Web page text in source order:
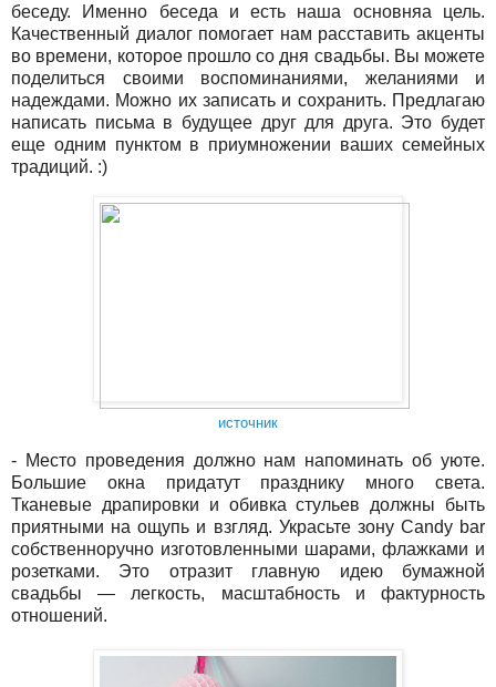
беседу. Именно беседа и есть наша основняа цель.
Качественный диалог помогает нам расставить акценты
во времени, которое прошло со дня свадьбы. Вы можете
поделиться своими воспоминаниями, желаниями и
надеждами. Можно их записать и сохранить. Предлагаю
написать письма в будущее друг для друга. Это будет
еще одним пунктом в приумножении ваших семейных
традиций. :)
источник
- Место проведения должно нам напоминать об уюте.
Большие окна придатут празднику много света.
Тканевые драпировки и обивка стульев должны быть
приятными на ощупь и взгляд. Украсьте зону Candy bar
собственноручно изготовленными шарами, флажками и
розетками. Это отразит главную идею бумажной
свадьбы — легкость, масштабность и фактурность
отношений.